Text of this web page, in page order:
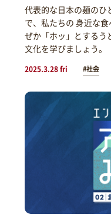
代表的な日本の麺のひ
で、私たちの 身近な
ぜか「ホッ」とするう
文化を学びましょう。
2025.3.28 fri #社会